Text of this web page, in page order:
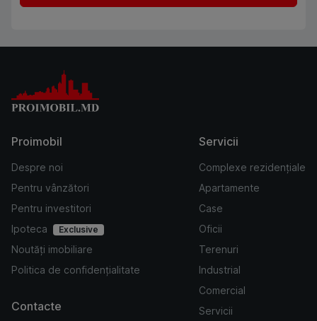
Proimobil
Despre noi
Pentru vânzători
Pentru investitori
Ipoteca
Exclusive
Noutăți imobiliare
Politica de confidențialitate
Servicii
Complexe rezidențiale
Apartamente
Case
Oficii
Terenuri
Industrial
Comercial
Servicii
Contacte